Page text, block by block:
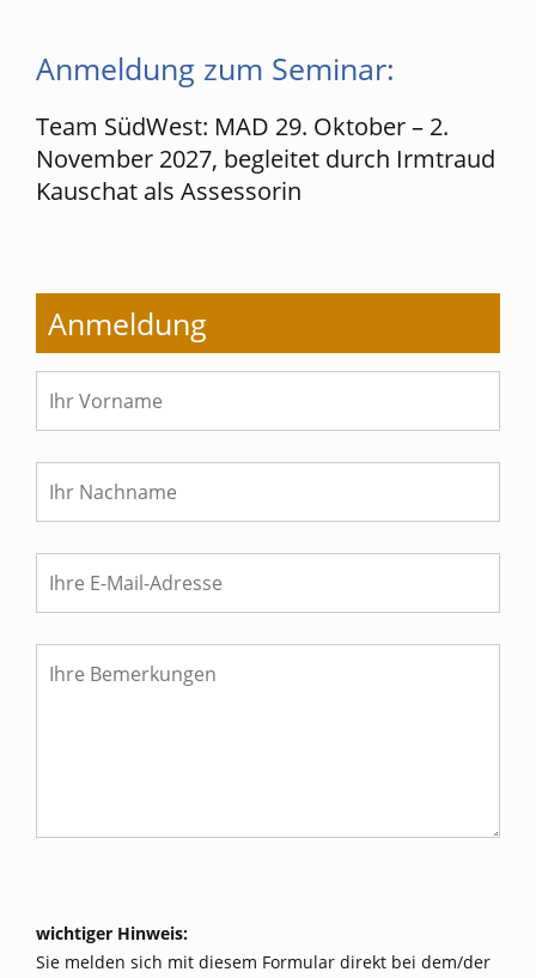
Anmeldung zum Seminar:
Team SüdWest: MAD 29. Oktober – 2.
November 2027, begleitet durch Irmtraud
Kauschat als Assessorin
Anmeldung
wichtiger Hinweis:
Sie melden sich mit diesem Formular direkt bei dem/der